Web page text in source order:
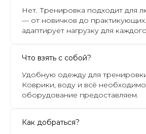
Нет. Тренировка подходит для
— от новичков до
адаптирует нагрузку для
Что взять с собой?
Удобную одежду для
Коврики, воду и всё
оборудование предоставляем.
Как добраться?